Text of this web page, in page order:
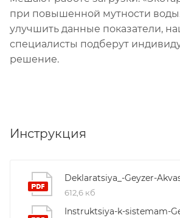
при повышенной мутности
улучшить данные показатели,
специалисты подберут
решение.
Инструкция
Deklaratsiya_-Geyzer-
612,6 кб
Instruktsiya-k-sistemam-